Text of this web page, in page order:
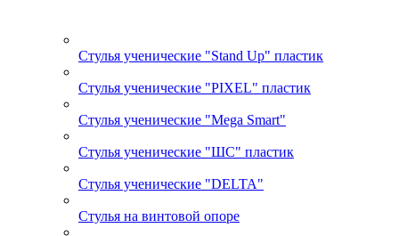
Стулья ученические "Stand Up" пластик
Стулья ученические "PIXEL" пластик
Стулья ученические "Mega Smart"
Стулья ученические "ШС" пластик
Стулья ученические "DELTA"
Стулья на винтовой опоре